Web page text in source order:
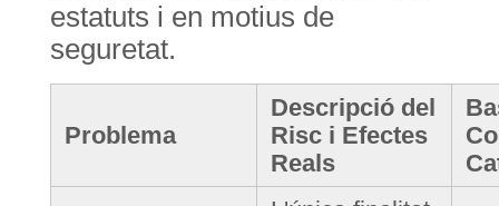
estatuts i en motius de
seguretat.
Problema
Descripció del
Risc i Efectes
Reals